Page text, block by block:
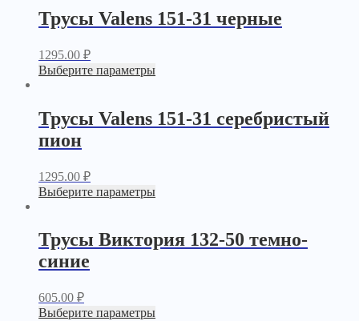
Трусы Valens 151-31 черные
1295.00 ₽
Выберите параметры
Трусы Valens 151-31 серебристый
пион
1295.00 ₽
Выберите параметры
Трусы Виктория 132-50 темно-
синие
605.00 ₽
Выберите параметры